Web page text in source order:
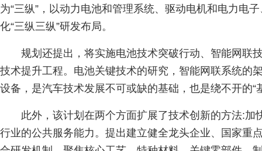
为“三纵”，以动力电池和管理系统、驱动电机和电力电
化“三纵三纵”研发布局。
规划还提出，将实施电池技术突破行动、智能网联
技术提升工程。电池关键技术的研究，智能网联系统的
设备，是汽车技术发展不可或缺的基础，也是绕不开的“
此外，该计划在两个方面扩展了技术创新的方法:加
行业的公共服务能力。提出建立健全龙头企业、国家重